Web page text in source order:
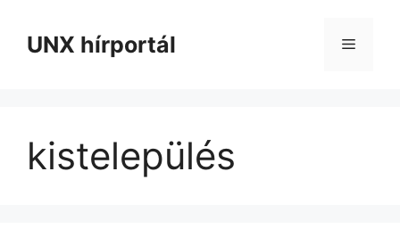
tartalomba
UNX hírportál Menü
kistelepülés